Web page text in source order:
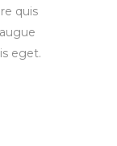
quis
eget.